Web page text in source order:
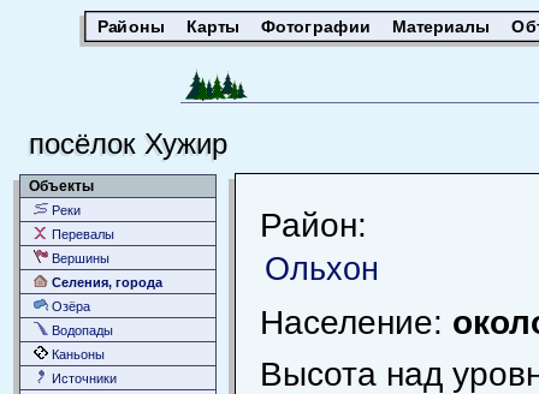
Районы Карты Фотографии Материалы
посёлок Хужир
Объекты
Реки
Перевалы
Вершины
Селения, города
Озёра
Водопады
Каньоны
Источники
Район:
Ольхон
Население:
Высота над